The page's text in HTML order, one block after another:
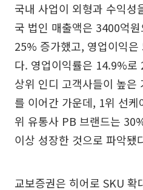
국내 사업이 외형과 수익성
국 법인 매출액은 3400억
25% 증가했고, 영업이익
다. 영업이익률은 14.9%로
상위 인디 고객사들이 높은
를 이어간 가운데, 1위 선
위 유통사 PB 브랜드는
이상 성장한 것으로 파악됐
교보증권은 히어로 SKU 확